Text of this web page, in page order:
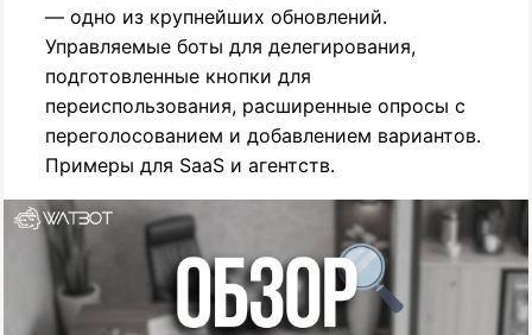
— одно из крупнейших обновлений.
Управляемые боты для делегирования,
подготовленные кнопки для
переиспользования, расширенные опросы с
переголосованием и добавлением вариантов.
Примеры для SaaS и агентств.